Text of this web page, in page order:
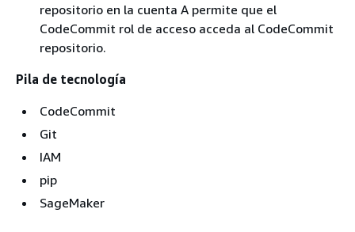
repositorio en la cuenta A permite que el
CodeCommit rol de acceso acceda al CodeCommit
repositorio.
Pila de tecnología
CodeCommit
Git
IAM
pip
SageMaker